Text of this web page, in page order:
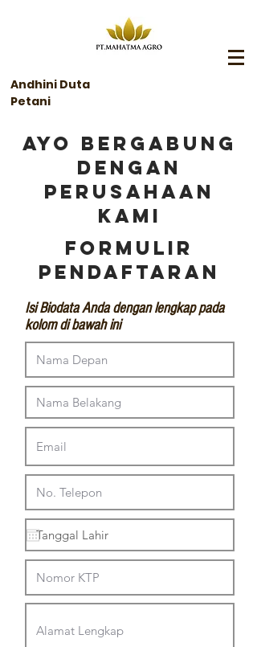
Andhini Duta
Petani
ayo berGabung
dengan
perusahaan
kami
formulir
pendaftaran
Isi Biodata Anda dengan lengkap pada
kolom di bawah ini